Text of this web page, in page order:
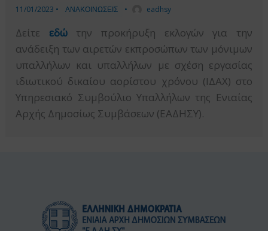
11/01/2023 • ΑΝΑΚΟΙΝΩΣΕΙΣ • eadhsy
Δείτε εδώτην προκήρυξη εκλογών για την
ανάδειξη των αιρετών εκπροσώπων των μόνιμων
υπαλλήλων και υπαλλήλων με σχέση εργασίας
ιδιωτικού δικαίου αορίστου χρόνου (ΙΔΑΧ) στο
Υπηρεσιακό Συμβούλιο Υπαλλήλων της Ενιαίας
Αρχής Δημοσίως Συμβάσεων (ΕΑΔΗΣΥ).